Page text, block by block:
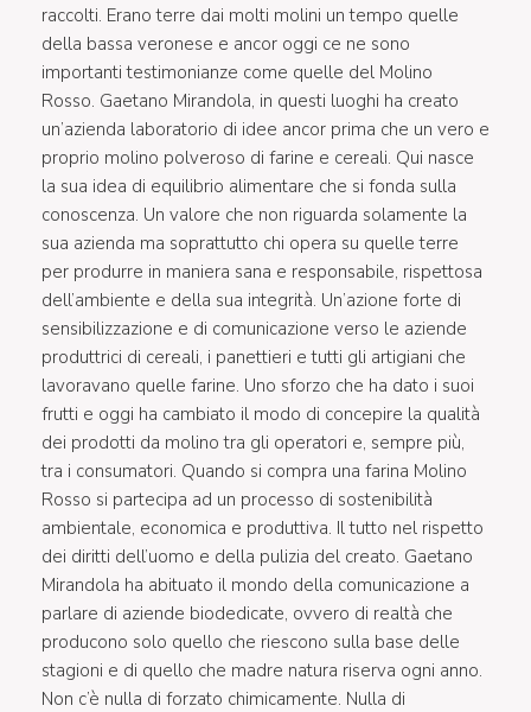
raccolti. Erano terre dai molti molini un tempo quelle
della bassa veronese e ancor oggi ce ne sono
importanti testimonianze come quelle del Molino
Rosso. Gaetano Mirandola, in questi luoghi ha creato
un’azienda laboratorio di idee ancor prima che un vero e
proprio molino polveroso di farine e cereali. Qui nasce
la sua idea di equilibrio alimentare che si fonda sulla
conoscenza. Un valore che non riguarda solamente la
sua azienda ma soprattutto chi opera su quelle terre
per produrre in maniera sana e responsabile, rispettosa
dell’ambiente e della sua integrità. Un’azione forte di
sensibilizzazione e di comunicazione verso le aziende
produttrici di cereali, i panettieri e tutti gli artigiani che
lavoravano quelle farine. Uno sforzo che ha dato i suoi
frutti e oggi ha cambiato il modo di concepire la qualità
dei prodotti da molino tra gli operatori e, sempre più,
tra i consumatori. Quando si compra una farina Molino
Rosso si partecipa ad un processo di sostenibilità
ambientale, economica e produttiva. Il tutto nel rispetto
dei diritti dell’uomo e della pulizia del creato. Gaetano
Mirandola ha abituato il mondo della comunicazione a
parlare di aziende biodedicate, ovvero di realtà che
producono solo quello che riescono sulla base delle
stagioni e di quello che madre natura riserva ogni anno.
Non c’è nulla di forzato chimicamente. Nulla di